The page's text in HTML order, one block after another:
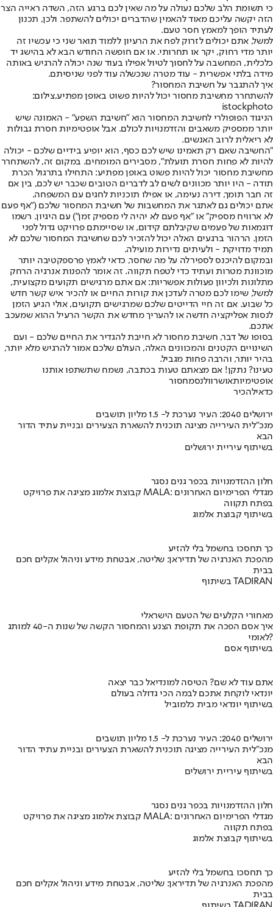
כי תשומת הלב שלכם נעולה על מה שאין לכם ברגע הזה, השדה ראייה הצר
הזה יקשה עליכם מאוד להאמין שהדברים יכולים להשתפר. ולכן, תכנון
לעתיד הופך למאמץ חסר טעם.
למשל, אתם יכולים לזרוק לפח את הרעיון ללמוד תואר שני כי עכשיו זה
יותר מדי רחוק, יקר או תחרותי. או אם חופשה החודש הבא לא בהישג יד
כלכלית, המחשבה על לחסוך לטיול אפילו בעוד שנה יכולה להרגיש באותה
מידה בלתי אפשרית - עוד מטרה שנכשלה עוד לפני שניסיתם.
איך להתגבר על חשיבת המחסור?
להשתחרר מחשיבת מחסור יכול להיות פשוט באופן מפתיע,צילום:
istockphoto
הניגוד הפופולרי לחשיבת המחסור הוא "חשיבת השפע" - האמונה שיש
יותר ממספיק משאבים והזדמנויות לכולם. אבל אופטימיות חסרת גבולות
לא ריאלית לרוב האנשים.
"החשיבה שאם רק תאמינו שיש לכם כסף, הוא יופיע בידיים שלכם - יכולה
להיות לא פחות חסרת תועלת", מסבירים המומחים. במקום זה, להשתחרר
מחשיבת מחסור יכול להיות פשוט באופן מפתיע: התחילו בתרגול הכרת
תודה - היו יותר מכוונים לשים לב לדברים הטובים שכבר יש לכם, בין אם
זה חבר תומך, דירה נעימה, או אפילו תוכניות לחגים עם המשפחה.
אתם יכולים גם לאתגר את המחשבות של חשיבת המחסור שלכם ("אף פעם
לא ארוויח מספיק" או "אף פעם לא יהיה לי מספיק זמן") עם היגיון. רשמו
דוגמאות של פעמים שקיבלתם קידום, או שסיימתם פרויקט גדול לפני
הזמן. הרהור ברגעים האלה יכול להזכיר לכם שחשיבת המחסור שלכם לא
תמיד מדויקת - ולעיתים נדירות מועילה.
ובמקום להיכנס לספירלה על מה שחסר, כדאי לאמץ פרספקטיבה יותר
מוכוונת מטרות ועתיד כדי לטפח תקווה. זה אומר להפנות אנרגיה הרחק
מתלונות ולכיוון פעולות אפשריות: אם אתם מרגישים תקועים מקצועית,
למשל, שימו לכם מטרה לעדכן את קורות החיים או להכיר איש קשר חדש
כל שבוע. אם זה חיי הדייטים שלכם שמרגישים תקועים, אולי הגיע הזמן
לנסות אפליקציה חדשה או להעריך מחדש את הקשר הרעיל ההוא שמעכב
אתכם.
בסופו של דבר, חשיבת מחסור לא חייבת להגדיר את החיים שלכם - ועם
השינויים הקטנים והמכוונים האלה, העולם שלכם אמור להרגיש מלא יותר,
בהיר יותר, והרבה פחות מגביל.
טעינו? נתקן! אם מצאתם טעות בכתבה, נשמח שתשתפו אותנו
אופטימיותאושרוולנסמחסור
כדאילהכיר
ירושלים 2040: העיר נערכת ל- 1.5 מליון תושבים
מנכ"לית העירייה מציגה תוכנית להשארת הצעירים ובניית עתיד הדור
הבא
בשיתוף עיריית ירושלים
חלון ההזדמנויות בכפר גנים נסגר
קבוצת אלמוג מציגה את פרויקט MALA: מגדלי הפרימיום האחרונים
בפתח תקווה
בשיתוף קבוצת אלמוג
כך תחסכו בחשמל בלי להזיע
מהפכת האנרגיה של תדיראן: שליטה, אבטחת מידע וניהול אקלים חכם
בבית
בשיתוף TADIRAN
מאחורי הקלעים של הטעם הישראלי
איך אסם הפכה את תקופת הצנע והמחסור הקשה של שנות ה-40 למותג
לאומי?
בשיתוף אסם
אתם עוד לא שם? הטיסה למונדיאל כבר יצאה
יונדאי לוקחת אתכם לבמה הכי גדולה בעולם
בשיתוף יונדאי מבית כלמוביל
ירושלים 2040: העיר נערכת ל- 1.5 מליון תושבים
מנכ"לית העירייה מציגה תוכנית להשארת הצעירים ובניית עתיד הדור
הבא
בשיתוף עיריית ירושלים
חלון ההזדמנויות בכפר גנים נסגר
קבוצת אלמוג מציגה את פרויקט MALA: מגדלי הפרימיום האחרונים
בפתח תקווה
בשיתוף קבוצת אלמוג
כך תחסכו בחשמל בלי להזיע
מהפכת האנרגיה של תדיראן: שליטה, אבטחת מידע וניהול אקלים חכם
בבית